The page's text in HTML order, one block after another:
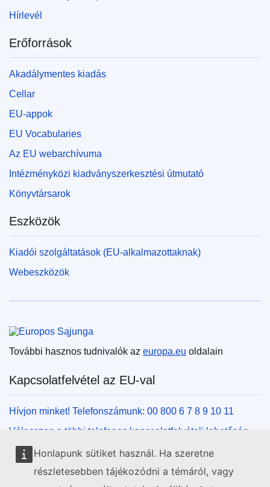
Honlapunk sütiket használ. Ha szeretne
részletesebben tájékozódni a témáról, vagy
Hírlevél
Erőforrások
Akadálymentes kiadás
Cellar
EU-appok
EU Vocabularies
Az EU webarchívuma
Intézményközi kiadványszerkesztési útmutató
Könyvtársarok
Eszközök
Kiadói szolgáltatások (EU-alkalmazottaknak)
Webeszközök
További hasznos tudnivalók az europa.eu oldalain
Kapcsolatfelvétel az EU-val
Hívjon minket! Telefonszámunk: 00 800 6 7 8 9 10 11
Válasszon a többi telefonos kapcsolatfelvételi lehetőség
közül!
Írjon nekünk kapcsolatfelvételi űrlapunk kitöltésével!
Jöjjön el személyesen az uniós központok egyikébe!